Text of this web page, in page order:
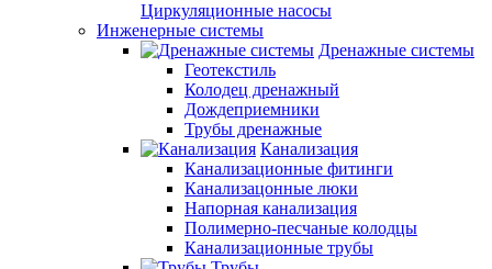
Циркуляционные насосы
Инженерные системы
Дренажные системы
Геотекстиль
Колодец дренажный
Дождеприемники
Трубы дренажные
Канализация
Канализационные фитинги
Канализацонные люки
Напорная канализация
Полимерно-песчаные колодцы
Канализационные трубы